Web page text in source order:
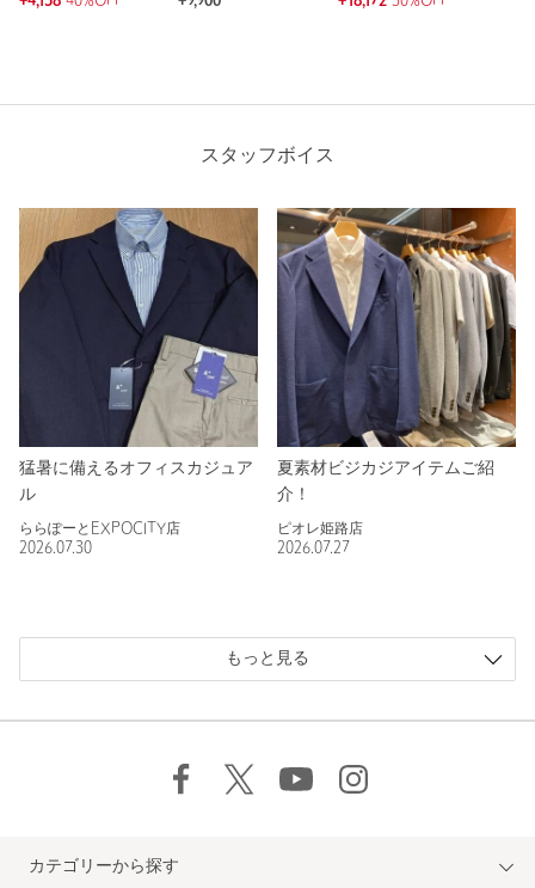
スタッフボイス
猛暑に備えるオフィスカジュア
ル
ららぽーとEXPOCITY店
2026.07.30
夏素材ビジカジアイテムご紹
介！
ピオレ姫路店
2026.07.27
もっと見る
カテゴリーから探す